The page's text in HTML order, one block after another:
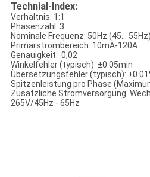
Technial-Index:
Verhältnis: 1:1
Phasenzahl: 3
Nominale Frequenz: 50Hz (45…
Primärstrombereich: 10mA-120A
Genauigkeit: 0,02
Winkelfehler (typisch): ±0.05min
Übersetzungsfehler (typisch):
Spitzenleistung pro Phase
Zusätzliche Stromversorgung:
265V/45Hz - 65Hz